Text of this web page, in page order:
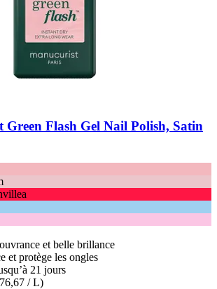
Green Flash Gel Nail Polish, Satin
et belle brillance
et protège les ongles
21 jours
/ L)